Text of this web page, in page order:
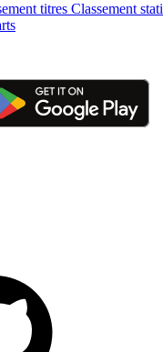
titres Classement